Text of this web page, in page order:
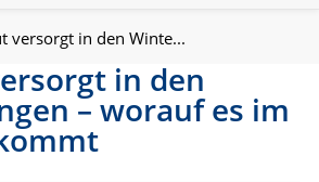
versorgt in den Winte...
in den
– worauf es im